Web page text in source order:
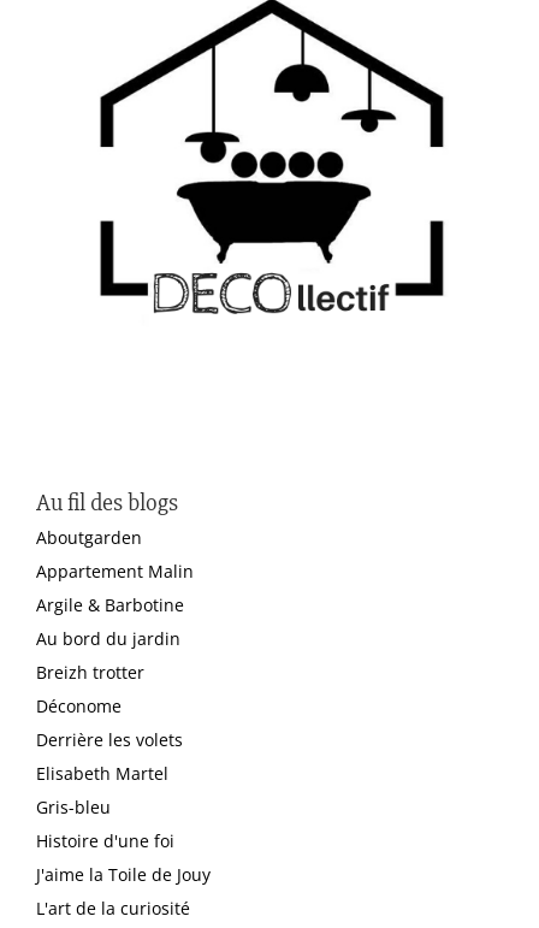
Au fil des blogs
Aboutgarden
Appartement Malin
Argile & Barbotine
Au bord du jardin
Breizh trotter
Déconome
Derrière les volets
Elisabeth Martel
Gris-bleu
Histoire d'une foi
J'aime la Toile de Jouy
L'art de la curiosité